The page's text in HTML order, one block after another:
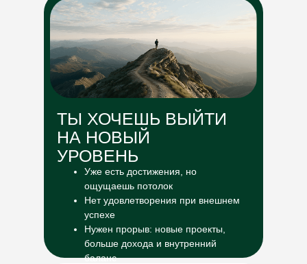
Уже есть достижения, но
ощущаешь потолок
Нет удовлетворения при внешнем
успехе
Нужен прорыв: новые проекты,
больше дохода и внутренний
баланс
ТЫ ХОЧЕШЬ ВЫЙТИ
НА НОВЫЙ
УРОВЕНЬ